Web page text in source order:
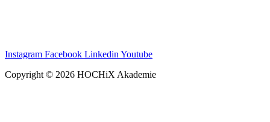
Instagram Facebook Linkedin Youtube
Copyright © 2026 HOCHiX Akademie